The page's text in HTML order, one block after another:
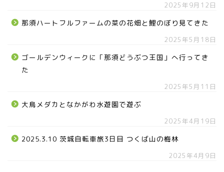
2025年9月12日
那須ハートフルファームの菜の花畑と鯉のぼり見てきた
2025年5月18日
ゴールデンウィークに「那須どうぶつ王国」へ行ってき
た
2025年5月11日
大鳥メダカとなかがわ水遊園で遊ぶ
2025年4月19日
2025.3.10 茨城自転車旅3日目 つくば山の梅林
2025年4月9日